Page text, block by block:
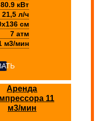
80.9 кВт
21,5 л/ч
см
7 атм
м3/мин
Аренда
11
м3/мин